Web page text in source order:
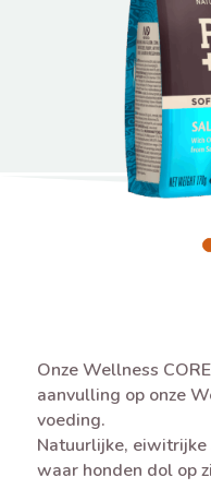
Onze Wellness
aanvulling op onze
voeding.
Natuurlijke, eiwitrijke
waar honden dol op